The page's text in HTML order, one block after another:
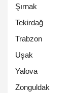
Şırnak
Tekirdağ
Trabzon
Uşak
Yalova
Zonguldak